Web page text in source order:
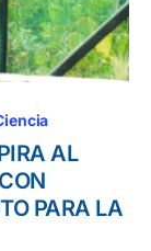
AL
PARA LA